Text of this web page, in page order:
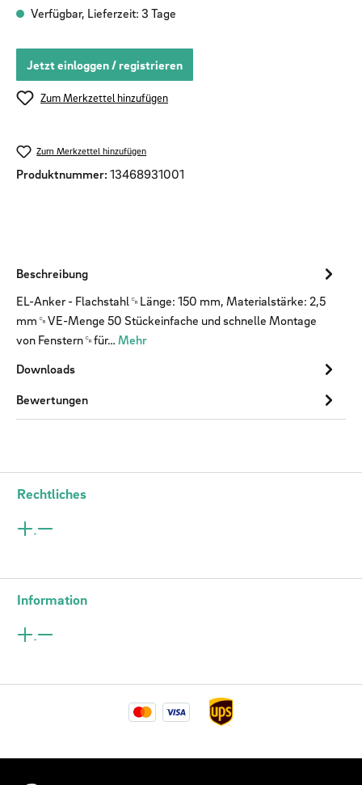
Verfügbar, Lieferzeit: 3 Tage
Jetzt einloggen / registrieren
Zum Merkzettel hinzufügen
Zum Merkzettel hinzufügen
Produktnummer: 13468931001
Beschreibung
EL-Anker - Flachstahl␍Länge: 150 mm, Materialstärke: 2,5
mm␍VE-Menge 50 Stückeinfache und schnelle Montage
von Fenstern␍für… Mehr
Downloads
Bewertungen
Rechtliches
Information